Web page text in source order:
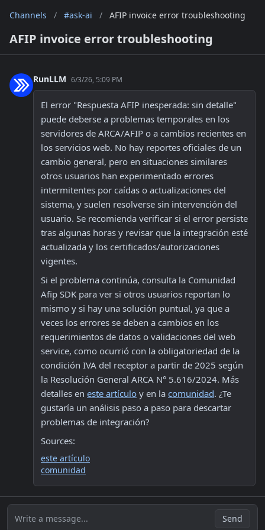
Channels / #ask-ai / AFIP invoice error troubleshooting
AFIP invoice error troubleshooting
RunLLM 6/3/26, 5:09 PM
El error "Respuesta AFIP inesperada: sin detalle"
puede deberse a problemas temporales en los
servidores de ARCA/AFIP o a cambios recientes en
los servicios web. No hay reportes oficiales de un
cambio general, pero en situaciones similares
otros usuarios han experimentado errores
intermitentes por caídas o actualizaciones del
sistema, y suelen resolverse sin intervención del
usuario. Se recomienda verificar si el error persiste
tras algunas horas y revisar que la integración esté
actualizada y los certificados/autorizaciones
vigentes.
Si el problema continúa, consulta la Comunidad
Afip SDK para ver si otros usuarios reportan lo
mismo y si hay una solución puntual, ya que a
veces los errores se deben a cambios en los
requerimientos de datos o validaciones del web
service, como ocurrió con la obligatoriedad de la
condición IVA del receptor a partir de 2025 según
la Resolución General ARCA N° 5.616/2024. Más
detalles en este artículo y en la comunidad. ¿Te
gustaría un análisis paso a paso para descartar
problemas de integración?
Sources:
este artículo
comunidad
Write a message... Send